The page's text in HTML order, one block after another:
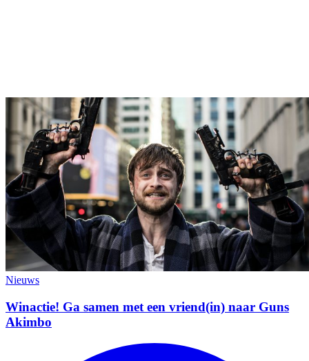
Nieuws
Winactie! Ga samen met een vriend(in) naar Guns
Akimbo